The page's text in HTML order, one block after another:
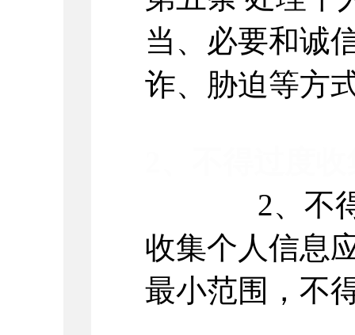
当、必要和诚
诈、胁迫等方
2、不
收集个人信息
最小范围，不